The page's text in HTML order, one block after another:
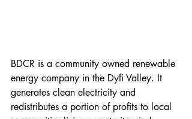
BDCR is a community owned renewable
energy company in the Dyfi Valley. It
generates clean electricity and
redistributes a portion of profits to local